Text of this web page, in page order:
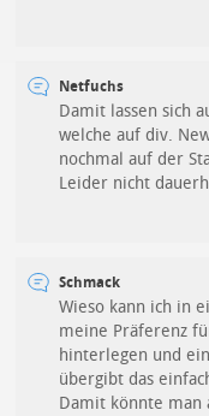
Netfuchs
Damit lassen sich
welche auf div.
nochmal auf der
Leider nicht
Schmack
Wieso kann ich in
meine Präferenz
hinterlegen und
übergibt das
Damit könnte man